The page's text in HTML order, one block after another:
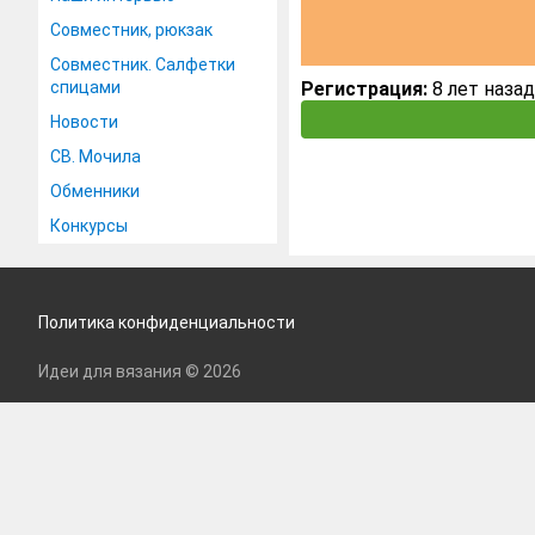
Совместник, рюкзак
Совместник. Салфетки
спицами
Новости
СВ. Мочила
Обменники
Конкурсы
Регистрация: 8 лет назад
Политика конфиденциальности
Идеи для вязания © 2026